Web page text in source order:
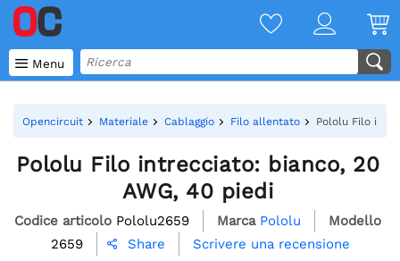
 Menu
Opencircuit Materiale Cablaggio Filo allentato Pololu Filo
Pololu Filo intrecciato: bianco, 20
AWG, 40 piedi
Codice articolo Pololu2659 Marca Pololu
Modello
2659
 Share Scrivere una recensione